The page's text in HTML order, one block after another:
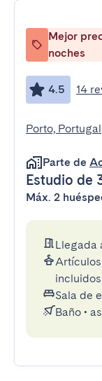
Mejor
noches
4.5 14
Porto, Portugal
Parte de
Estudio de
Máx. 2
Llegada
Artículos
incluidos
Sala de
Baño •